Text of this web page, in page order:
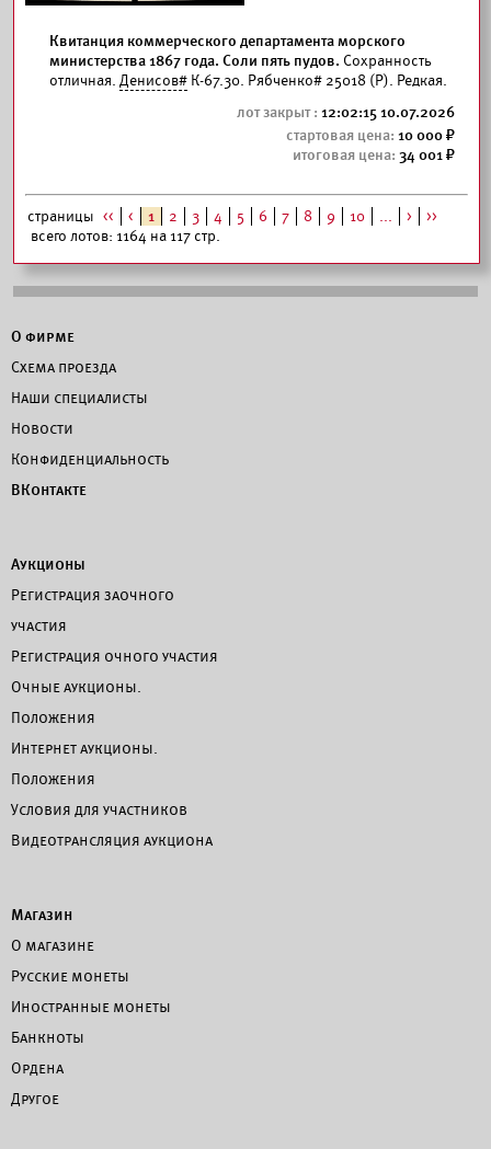
Квитанция коммерческого департамента морского
министерства 1867 года. Соли пять пудов. Сохранность
отличная. Денисов# К-67.30. Рябченко# 25018 (Р). Редкая.
12:02:15 10.07.2026
10 000
34 001
страницы << < 1 2 3 4 5 6 7 8 9 10 ... >
>>
всего лотов: 1164 на 117 стр.
О фирме
Схема проезда
Наши специалисты
Новости
Конфиденциальность
ВКонтакте
Аукционы
Регистрация заочного
участия
Регистрация очного участия
Очные аукционы.
Положения
Интернет аукционы.
Положения
Условия для участников
Видеотрансляция аукциона
Магазин
О магазине
Русские монеты
Иностранные монеты
Банкноты
Ордена
Другое